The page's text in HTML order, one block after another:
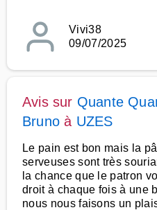
Vivi38
09/07/2025
Avis sur Quante
Bruno à UZES
Le pain est bon mais la
serveuses sont très
la chance que le patron
droit à chaque fois à une
nous nous faisons un